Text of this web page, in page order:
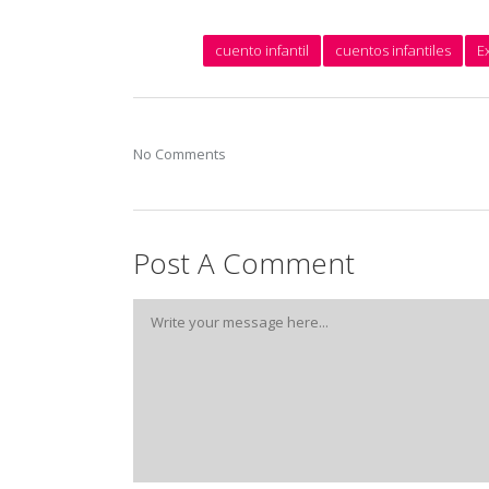
cuento infantil cuentos infantiles
No Comments
Post A Comment